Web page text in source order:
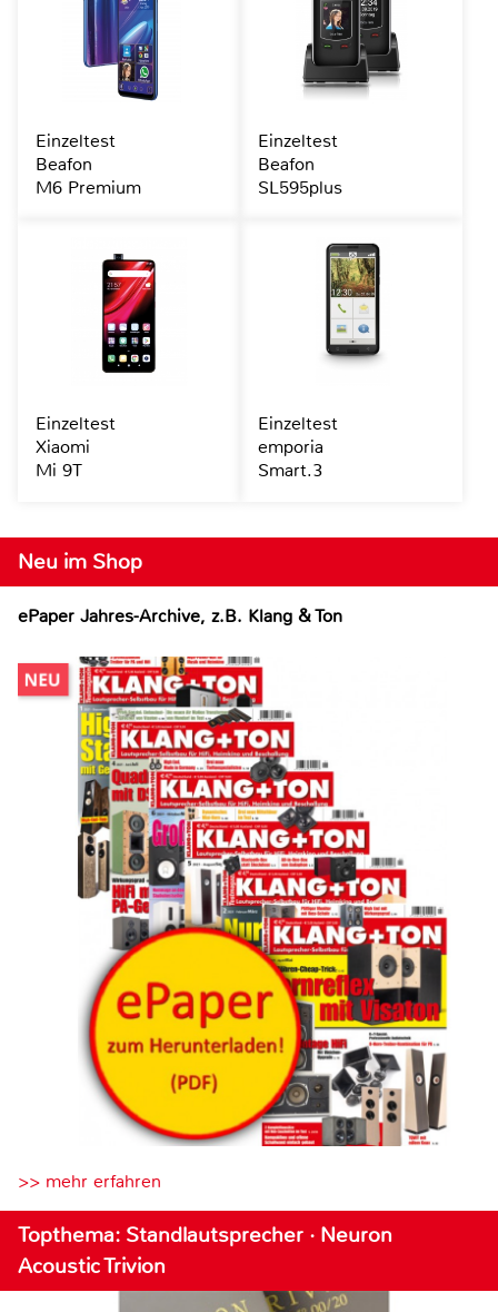
Neu im Shop
ePaper Jahres-Archive, z.B. Klang & Ton
>> mehr erfahren
Topthema: Standlautsprecher · Neuron
Acoustic Trivion
Einzeltest
Beafon
M6 Premium
Einzeltest
Beafon
SL595plus
Einzeltest
Xiaomi
Mi 9T
Einzeltest
emporia
Smart.3